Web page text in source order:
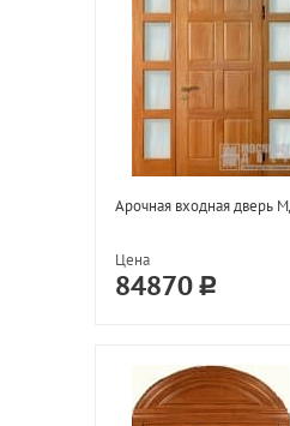
Арочная входная дверь
Цена
84870